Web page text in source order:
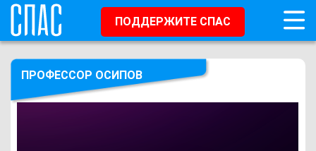
ПОДДЕРЖИТЕ СПАС
ПРОФЕССОР ОСИПОВ